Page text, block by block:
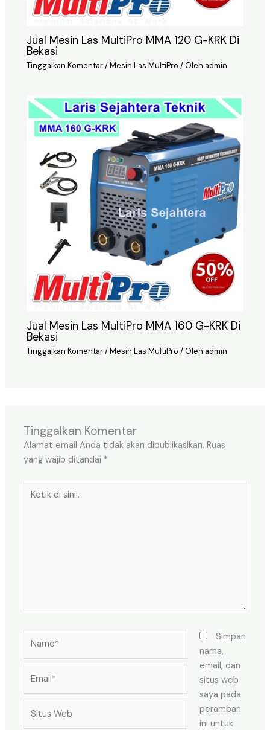
Jual Mesin Las MultiPro MMA 120 G-KRK Di
Bekasi
Tinggalkan Komentar/Mesin Las MultiPro / Oleh admin
Jual Mesin Las MultiPro MMA 160 G-KRK Di
Bekasi
Tinggalkan Komentar/Mesin Las MultiPro / Oleh admin
Tinggalkan Komentar
Alamat email Anda tidak akan dipublikasikan. Ruas
yang wajib ditandai *
Web
Simpan
nama,
email, dan
situs web
saya pada
peramban
ini untuk